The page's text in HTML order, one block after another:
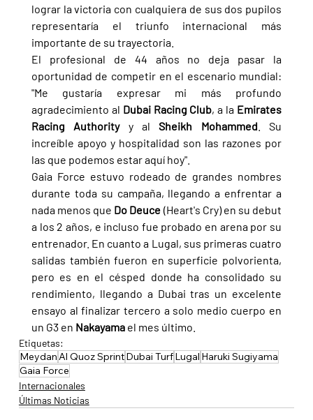
lograr la victoria con cualquiera de sus dos pupilos
representaría el triunfo internacional más
importante de su trayectoria.
El profesional de 44 años no deja pasar la
oportunidad de competir en el escenario mundial:
"Me gustaría expresar mi más profundo
agradecimiento al Dubai Racing Club, a la Emirates
Racing Authority y al Sheikh Mohammed. Su
increíble apoyo y hospitalidad son las razones por
las que podemos estar aquí hoy".
Gaia Force estuvo rodeado de grandes nombres
durante toda su campaña, llegando a enfrentar a
nada menos que Do Deuce (Heart's Cry) en su debut
a los 2 años, e incluso fue probado en arena por su
entrenador. En cuanto a Lugal, sus primeras cuatro
salidas también fueron en superficie polvorienta,
pero es en el césped donde ha consolidado su
rendimiento, llegando a Dubai tras un excelente
ensayo al finalizar tercero a solo medio cuerpo en
un G3 en Nakayama el mes último.
Etiquetas:
MeydanAl Quoz SprintDubai TurfLugal Haruki Sugiyama
Gaia Force
Internacionales
Últimas Noticias